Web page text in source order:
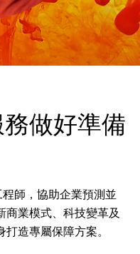
做好準備
師，協助企業預測並
商業模式、科技變革及
造專屬保障方案。